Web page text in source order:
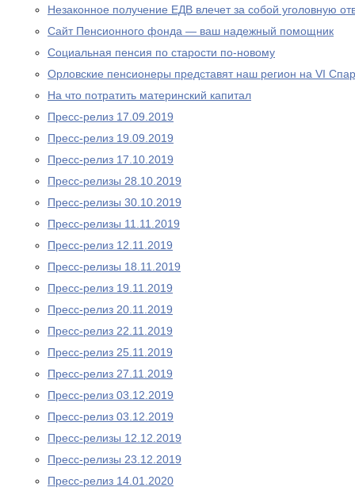
Незаконное получение ЕДВ влечет за собой уголовную
Сайт Пенсионного фонда — ваш надежный помощник
Социальная пенсия по старости по-новому
Орловские пенсионеры представят наш регион на VI
На что потратить материнский капитал
Пресс-релиз 17.09.2019
Пресс-релиз 19.09.2019
Пресс-релиз 17.10.2019
Пресс-релизы 28.10.2019
Пресс-релизы 30.10.2019
Пресс-релизы 11.11.2019
Пресс-релиз 12.11.2019
Пресс-релизы 18.11.2019
Пресс-релиз 19.11.2019
Пресс-релиз 20.11.2019
Пресс-релиз 22.11.2019
Пресс-релиз 25.11.2019
Пресс-релиз 27.11.2019
Пресс-релиз 03.12.2019
Пресс-релиз 03.12.2019
Пресс-релизы 12.12.2019
Пресс-релизы 23.12.2019
Пресс-релиз 14.01.2020